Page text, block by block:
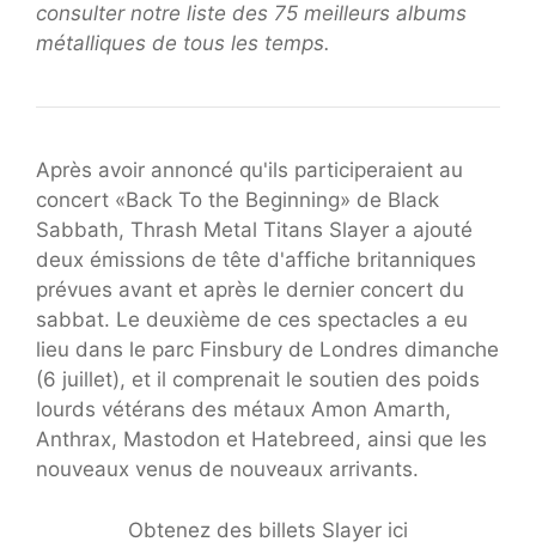
consulter notre liste des 75 meilleurs albums
métalliques de tous les temps.
Après avoir annoncé qu'ils participeraient au
concert «Back To the Beginning» de Black
Sabbath, Thrash Metal Titans Slayer a ajouté
deux émissions de tête d'affiche britanniques
prévues avant et après le dernier concert du
sabbat. Le deuxième de ces spectacles a eu
lieu dans le parc Finsbury de Londres dimanche
(6 juillet), et il comprenait le soutien des poids
lourds vétérans des métaux Amon Amarth,
Anthrax, Mastodon et Hatebreed, ainsi que les
nouveaux venus de nouveaux arrivants.
Obtenez des billets Slayer ici